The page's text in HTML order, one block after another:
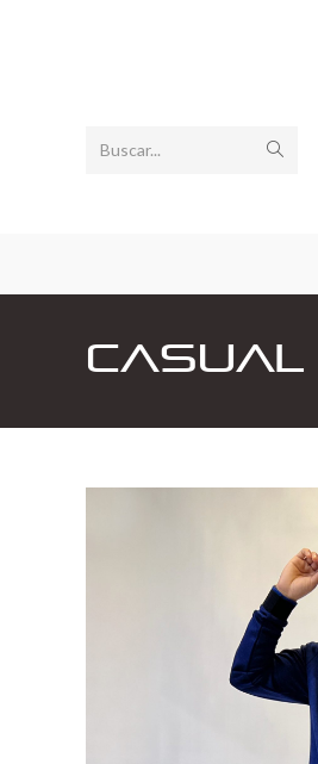
Buscar...
Casual